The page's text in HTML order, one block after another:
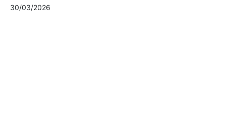
30/03/2026